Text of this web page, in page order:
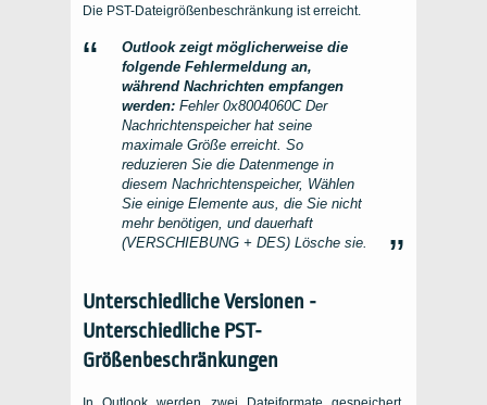
Die PST-Dateigrößenbeschränkung ist erreicht.
Outlook zeigt möglicherweise die
folgende Fehlermeldung an,
während Nachrichten empfangen
werden: Fehler 0x8004060C Der
Nachrichtenspeicher hat seine
maximale Größe erreicht. So
reduzieren Sie die Datenmenge in
diesem Nachrichtenspeicher, Wählen
Sie einige Elemente aus, die Sie nicht
mehr benötigen, und dauerhaft
(VERSCHIEBUNG + DES) Lösche sie.
Unterschiedliche Versionen -
Unterschiedliche PST-
Größenbeschränkungen